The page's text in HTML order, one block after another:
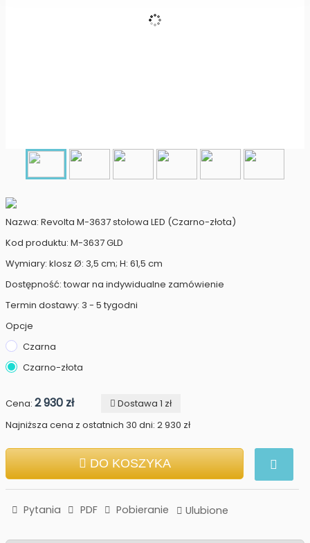
Nazwa: Revolta M-3637 stołowa LED (Czarno-złota)
Kod produktu: M-3637 GLD
Wymiary: klosz Ø: 3,5 cm; H: 61,5 cm
Dostępność: towar na indywidualne zamówienie
Termin dostawy: 3 - 5 tygodni
Opcje
Czarna
Czarno-złota
Cena: 2 930 zł
Dostawa 1 zł
Najniższa cena z ostatnich 30 dni: 2 930 zł
DO KOSZYKA
Pytania PDF Pobieranie Ulubione